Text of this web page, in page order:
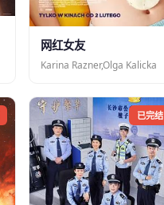
网红女友
Karina Razner,Olga Kalicka
已完结